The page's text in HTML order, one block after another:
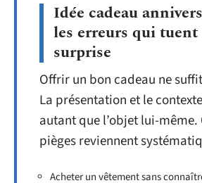
Idée cadeau
les erreurs qui tuent
surprise
Offrir un bon cadeau ne
La présentation et le
autant que l’objet lui-même.
pièges reviennent
Acheter un vêtement sans